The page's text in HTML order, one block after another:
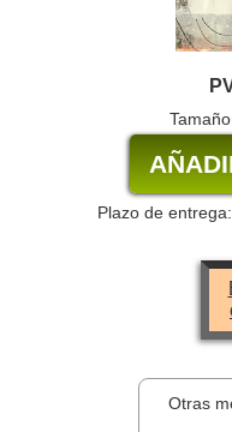
Plazo de
Otras